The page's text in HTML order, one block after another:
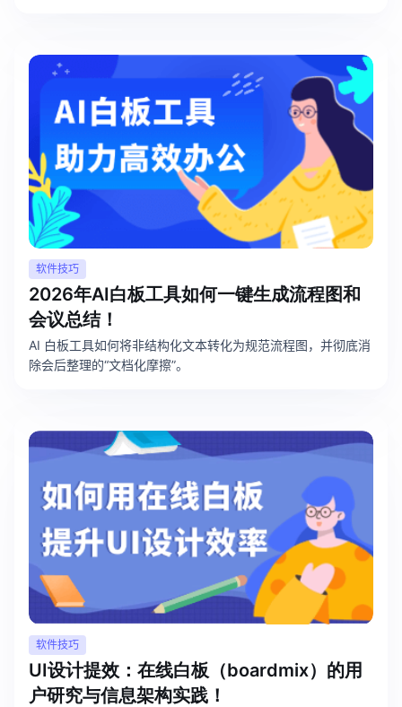
软件技巧
2026年AI白板工具如何一键生成流程图和
会议总结！
AI 白板工具如何将非结构化文本转化为规范流程图，并彻底消
除会后整理的“文档化摩擦”。
软件技巧
UI设计提效：在线白板（boardmix）的用
户研究与信息架构实践！